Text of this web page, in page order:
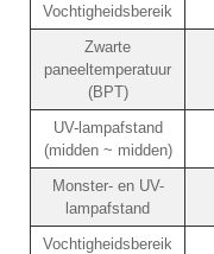
Vochtigheidsbereik
Zwarte
paneeltemperatuur
(BPT)
UV-lampafstand
(midden ~ midden)
Monster- en UV-
lampafstand
Vochtigheidsbereik